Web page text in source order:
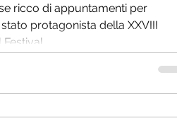
ricco di appuntamenti per
protagonista della XXVIII